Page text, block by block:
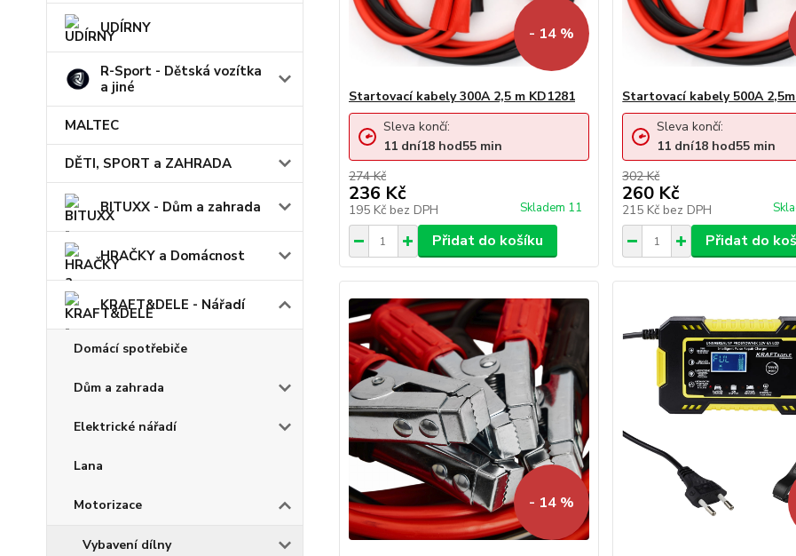
UDÍRNY
R-Sport - Dětská vozítka
a jiné
MALTEC
DĚTI, SPORT a ZAHRADA
BITUXX - Dům a zahrada
HRAČKY a Domácnost
KRAFT&DELE - Nářadí
Domácí spotřebiče
Dům a zahrada
Elektrické nářadí
Lana
Motorizace
Vybavení dílny
- 14 %
Startovací kabely 300A 2,5 m KD1281
274 Kč
236 Kč
195 Kč bez DPH Skladem 11
Sleva končí:
11 dní18hod55min
Přidat do košíku
Startovací kabely 500A 2,5m
302 Kč
260 Kč
215 Kč bez DPH
Sleva končí:
11 dní18 hod55 min
Přidat do
- 14 %